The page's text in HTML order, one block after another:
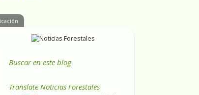
Buscar en este blog
Translate Noticias Forestales